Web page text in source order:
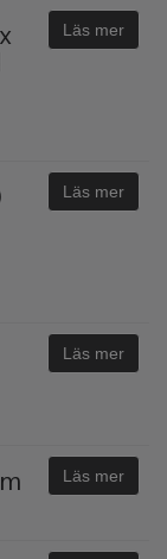
Läs mer
Läs mer
Läs mer
Läs mer